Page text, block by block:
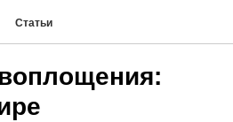
Статьи